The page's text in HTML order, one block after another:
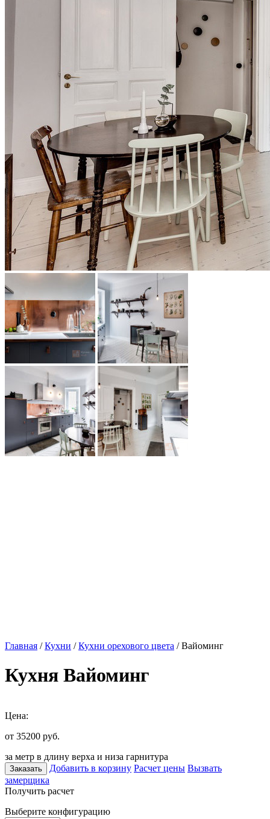
Главная /Кухни /Кухни орехового цвета / Вайоминг
Кухня Вайоминг
Цена:
от 35200 руб.
за метр в длину верха и низа гарнитура
Заказать Добавить в корзину Расчет цены Вызвать
замерщика
Получить расчет
Выберите конфигурацию